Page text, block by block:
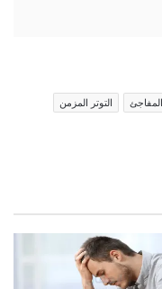
التوتر المزمن